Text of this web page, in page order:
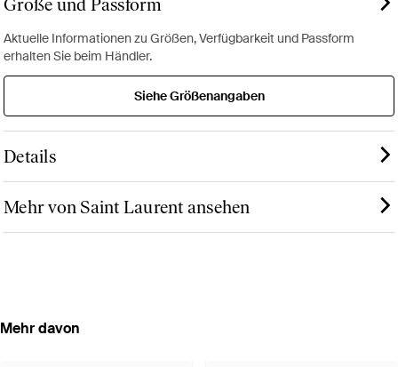
Größe und Passform
Aktuelle Informationen zu Größen, Verfügbarkeit und Passform
erhalten Sie beim Händler.
Siehe Größenangaben
Details
Mehr von Saint Laurent ansehen
Mehr davon